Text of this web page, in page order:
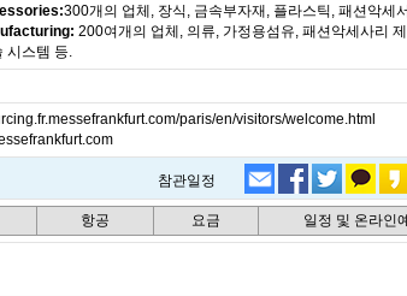
300개의 업체, 장식, 금속부자재, 플라스틱, 패션악세
200여개의 업체, 의류, 가정용섬유, 패션악세사리
시스템 등.
paris/en/visitors/welcome.html
참관일정
항공 요금 일정 및 온라인